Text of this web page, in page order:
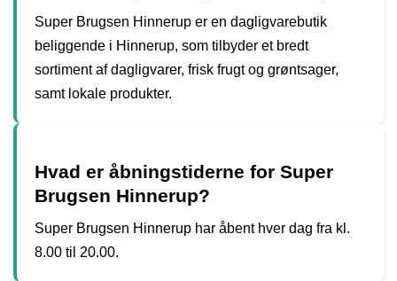
Super Brugsen Hinnerup er en dagligvarebutik
beliggende i Hinnerup, som tilbyder et bredt
sortiment af dagligvarer, frisk frugt og grøntsager,
samt lokale produkter.
Hvad er åbningstiderne for Super
Brugsen Hinnerup?
Super Brugsen Hinnerup har åbent hver dag fra kl.
8.00 til 20.00.